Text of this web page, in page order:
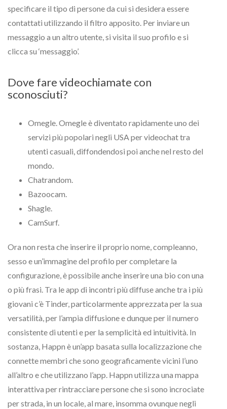
specificare il tipo di persone da cui si desidera essere
contattati utilizzando il filtro apposito. Per inviare un
messaggio a un altro utente, si visita il suo profilo e si
clicca su ‘messaggio’.
Dove fare videochiamate con
sconosciuti?
Omegle. Omegle è diventato rapidamente uno dei
servizi più popolari negli USA per videochat tra
utenti casuali, diffondendosi poi anche nel resto del
mondo.
Chatrandom.
Bazoocam.
Shagle.
CamSurf.
Ora non resta che inserire il proprio nome, compleanno,
sesso e un’immagine del profilo per completare la
configurazione, è possibile anche inserire una bio con una
o più frasi. Tra le app di incontri più diffuse anche tra i più
giovani c’è Tinder, particolarmente apprezzata per la sua
versatilità, per l’ampia diffusione e dunque per il numero
consistente di utenti e per la semplicità ed intuitività. In
sostanza, Happn è un’app basata sulla localizzazione che
connette membri che sono geograficamente vicini l’uno
all’altro e che utilizzano l’app. Happn utilizza una mappa
interattiva per rintracciare persone che si sono incrociate
per strada, in un locale, al mare, insomma ovunque negli